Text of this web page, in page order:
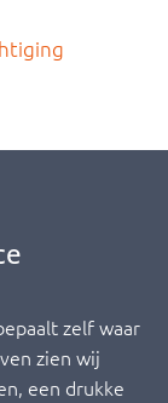
zelf waar
zien wij
een drukke